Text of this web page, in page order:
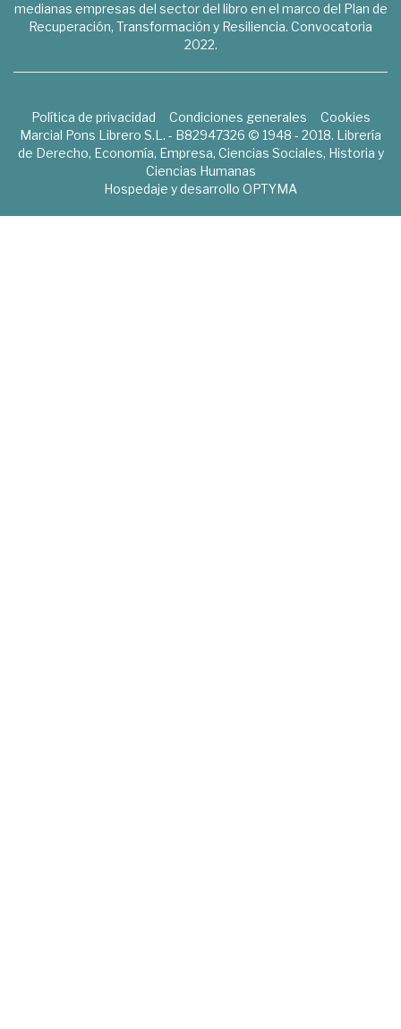
medianas empresas del sector del libro en el marco del Plan de
Recuperación, Transformación y Resiliencia. Convocatoria
2022.
Política de privacidad Condiciones generales
Cookies
Marcial Pons Librero S.L. - B82947326 © 1948 - 2018. Librería
de Derecho, Economía, Empresa, Ciencias Sociales, Historia y
Ciencias Humanas
Hospedaje y desarrollo OPTYMA